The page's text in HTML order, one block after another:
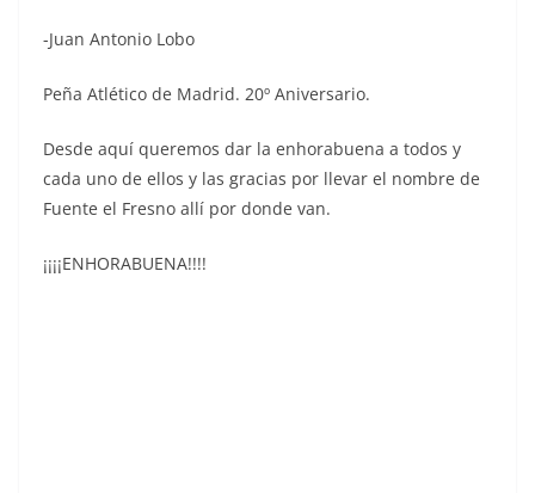
-Juan Antonio Lobo
Peña Atlético de Madrid. 20º Aniversario.
Desde aquí queremos dar la enhorabuena a todos y
cada uno de ellos y las gracias por llevar el nombre de
Fuente el Fresno allí por donde van.
¡¡¡¡ENHORABUENA!!!!